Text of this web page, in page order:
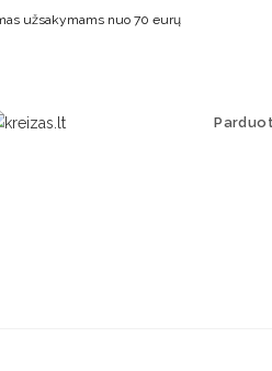
užsakymams nuo 70 eurų